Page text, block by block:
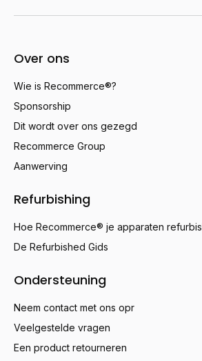
Over ons
Wie is Recommerce®?
Sponsorship
Dit wordt over ons gezegd
Recommerce Group
Aanwerving
Refurbishing
Hoe Recommerce® je apparaten
De Refurbished Gids
Ondersteuning
Neem contact met ons opr
Veelgestelde vragen
Een product retourneren